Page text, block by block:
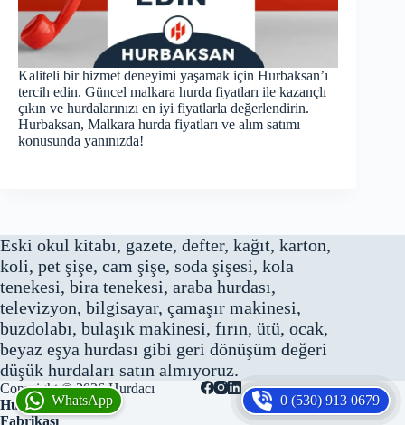
Kaliteli bir hizmet deneyimi yaşamak için Hurbaksan’ı
tercih edin. Güncel malkara hurda fiyatları ile kazançlı
çıkın ve hurdalarınızı en iyi fiyatlarla değerlendirin.
Hurbaksan, Malkara hurda fiyatları ve alım satımı
konusunda yanınızda!
Eski okul kitabı, gazete, defter, kağıt, karton,
koli, pet şişe, cam şişe, soda şişesi, kola
tenekesi, bira tenekesi, araba hurdası,
televizyon, bilgisayar, çamaşır makinesi,
buzdolabı, bulaşık makinesi, fırın, ütü, ocak,
beyaz eşya hurdası gibi geri dönüşüm değeri
düşük hurdaları satın almıyoruz.
Copyright © 2026Hurdacı
Hurbaksan Hurda
Fabrikası
0 (530) 913 0679
WhatsApp